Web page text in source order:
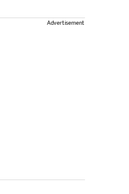
Advertisement